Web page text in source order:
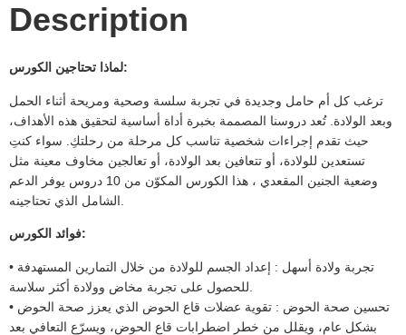
Description
لماذا تحتاجين الكورس:
ترغب كل أم حامل وجديدة في تجربة سلسة وصحية ومريحة أثناء الحمل
وبعد الولادة. تُعد دروسنا المصممة بخبرة أداة أساسية لتحقيق هذه الأهداف،
حيث تقدم إجراءات شخصية تناسب كل مرحلة من رحلتكِ. سواء كنتِ
تستعدين للولادة، أو تتعافين بعد الولادة، أو تعالجين مخاوف معينة مثل
وضعية الجنين المقعدي ، هذا الكورس المكوّن من 10 دروس يوفر الدعم
فوائد الكورس:
• تجربة ولادة أسهل : إعداد الجسم للولادة من خلال التمارين المستهدفة
• تحسين صحة الحوض : تقوية عضلات قاع الحوض الذي يعزز صحة الحوض
بشكل عام، ويقلل من خطر اضطرابات قاع الحوض، ويسرّع التعافي بعد